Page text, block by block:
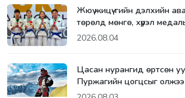
Жюү жицү-гийн дэлхийн
төрөлд мөнгө, хүрэл
2026.08.04
Цасан нурангид өртсөн
Пуржагийн цогцсыг олжээ